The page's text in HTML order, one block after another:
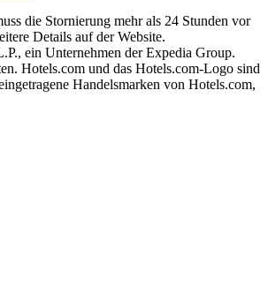
die Stornierung mehr als 24 Stunden vor
Details auf der Website.
ein Unternehmen der Expedia Group.
Hotels.com und das Hotels.com-Logo sind
Handelsmarken von Hotels.com,